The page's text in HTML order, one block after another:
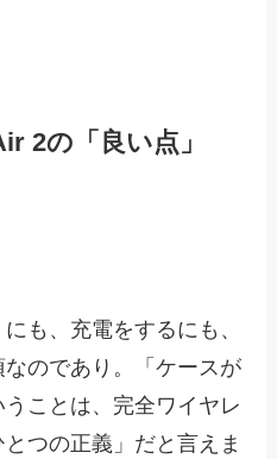
2の「良い点」
も、充電をするにも、
のであり。「ケースが
ことは、完全ワイヤレ
つの正義」だと言えま